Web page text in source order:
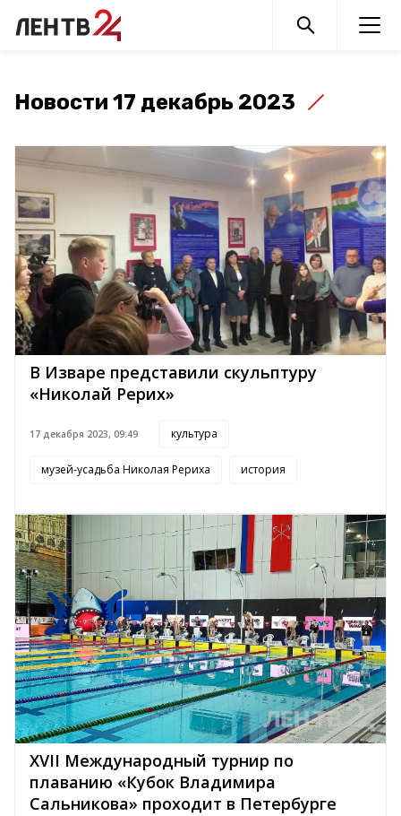
Новости 17 декабрь 2023
В Изваре представили скульптуру
«Николай Рерих»
17 декабря 2023, 09:49 культура
музей-усадьба Николая Рериха история
XVII Международный турнир по
плаванию «Кубок Владимира
Сальникова» проходит в Петербурге